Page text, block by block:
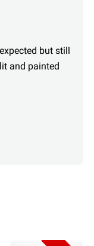
but still
and painted